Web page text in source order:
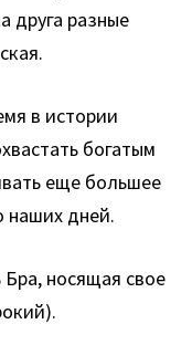
друга разные
в истории
богатым
еще большее
наших дней.
носящая свое